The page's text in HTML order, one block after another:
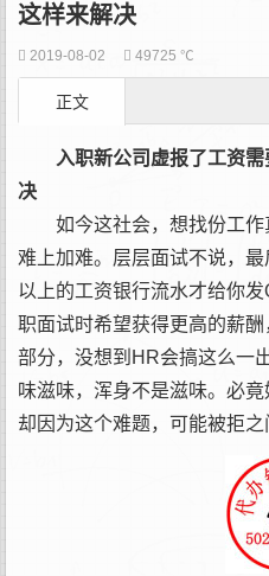
这样来解决
2019-08-02 49725 ℃
正文
入职新公司虚报了工资需
决
如今这社会，想找份工作
难上加难。层层面试不说，
以上的工资银行流水才给你
职面试时希望获得更高的薪
部分，没想到HR会搞这么一
味滋味，浑身不是滋味。必
却因为这个难题，可能被拒之